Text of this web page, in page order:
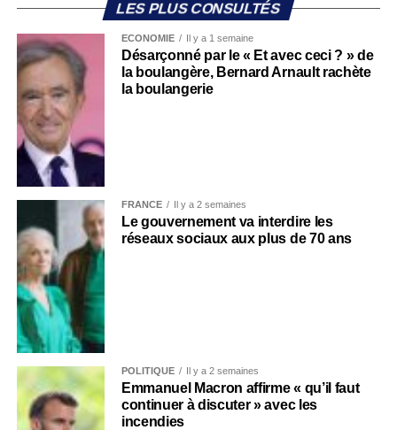
LES PLUS CONSULTÉS
ECONOMIE Il y a 1 semaine
Désarçonné par le « Et avec ceci ? » de
la boulangère, Bernard Arnault rachète
la boulangerie
FRANCE Il y a 2 semaines
Le gouvernement va interdire les
réseaux sociaux aux plus de 70 ans
POLITIQUE Il y a 2 semaines
Emmanuel Macron affirme « qu’il faut
continuer à discuter » avec les
incendies